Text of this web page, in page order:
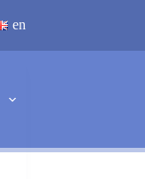
en